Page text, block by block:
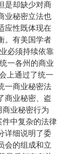
是却缺少对商
业秘密立法也
应性既体现在
。有美国学者
必须持续依靠
一各州的商业
上通过了统一
一商业秘密法
商业秘密、盗
商业秘密行为
件中复杂的法律
详细说明了委
会的组成和立